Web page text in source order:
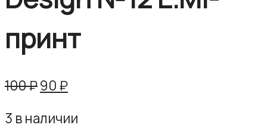
принт
100₽Первоначальная
составляла
90₽Текущая
90 ₽.
3 в наличии